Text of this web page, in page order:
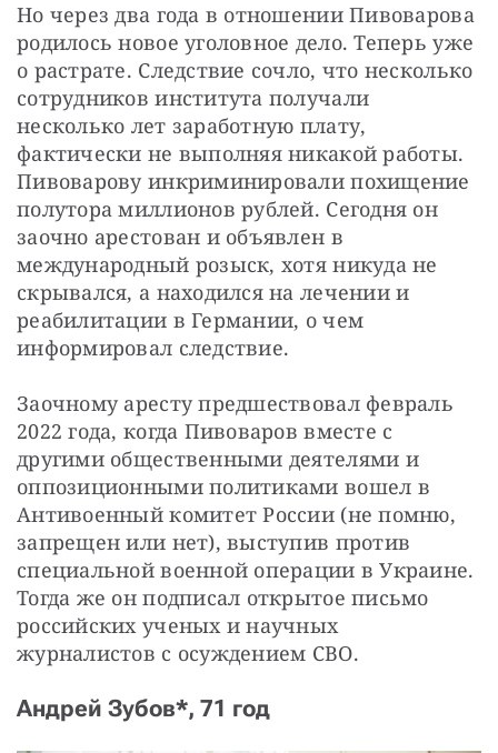
Но через два года в отношении Пивоварова
родилось новое уголовное дело. Теперь уже
о растрате. Следствие сочло, что несколько
сотрудников института получали
несколько лет заработную плату,
фактически не выполняя никакой работы.
Пивоварову инкриминировали похищение
полутора миллионов рублей. Сегодня он
заочно арестован и объявлен в
международный розыск, хотя никуда не
скрывался, а находился на лечении и
реабилитации в Германии, о чем
информировал следствие.
Заочному аресту предшествовал февраль
2022 года, когда Пивоваров вместе с
другими общественными деятелями и
оппозиционными политиками вошел в
Антивоенный комитет России (не помню,
запрещен или нет), выступив против
специальной военной операции в Украине.
Тогда же он подписал открытое письмо
российских ученых и научных
журналистов с осуждением СВО.
Андрей Зубов*, 71 год